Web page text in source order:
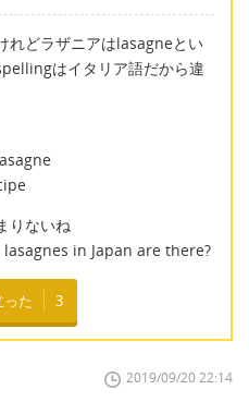
れどラザニアはlasagneとい
はイタリア語だから違
りないね
in Japan are there?
った 3
2019/09/20 22:14